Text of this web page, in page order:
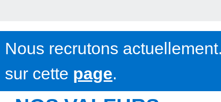
Nous recrutons
sur cette page.